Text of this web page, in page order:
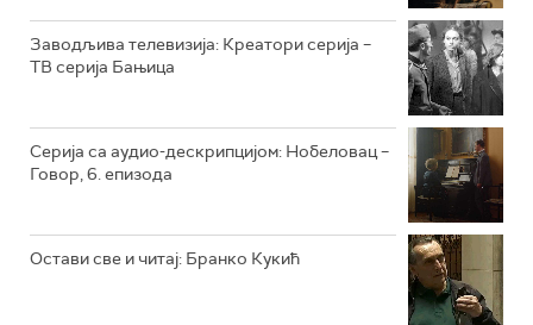
Заводљива телевизија: Креатори серија –
ТВ серија Бањица
Серија са аудио-дескрипцијом: Нобеловац –
Говор, 6. епизода
Остави све и читај: Бранко Кукић